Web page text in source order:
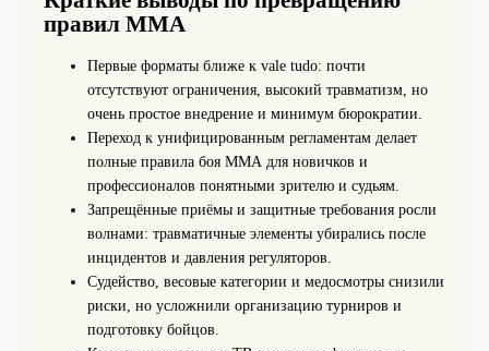
правил ММА
Первые форматы ближе к vale tudo: почти
отсутствуют ограничения, высокий травматизм, но
очень простое внедрение и минимум бюрократии.
Переход к унифицированным регламентам делает
полные правила боя ММА для новичков и
профессионалов понятными зрителю и судьям.
Запрещённые приёмы и защитные требования росли
волнами: травматичные элементы убирались после
инцидентов и давления регуляторов.
Судейство, весовые категории и медосмотры снизили
риски, но усложнили организацию турниров и
подготовку бойцов.